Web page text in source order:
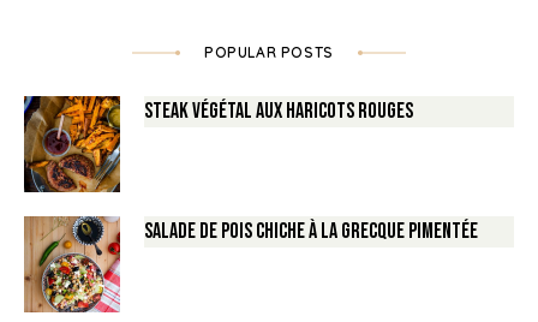
POPULAR POSTS
Steak végétal aux haricots rouges
Salade de Pois chiche à la Grecque pimentée